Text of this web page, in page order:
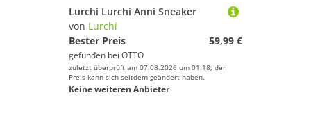
Lurchi Lurchi Anni Sneaker
von Lurchi
Bester Preis
59,99 €
gefunden bei OTTO
zuletzt überprüft am 07.08.2026 um 01:18; der
Preis kann sich seitdem geändert haben.
Keine weiteren Anbieter